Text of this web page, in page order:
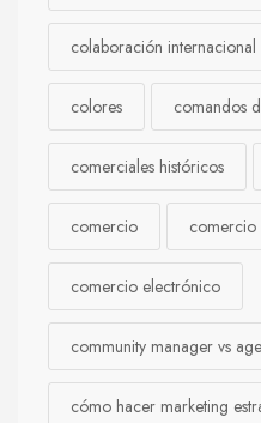
colaboración internacional
colores comandos
comerciales históricos
comercio
comercio electrónico
community manager vs
cómo hacer marketing